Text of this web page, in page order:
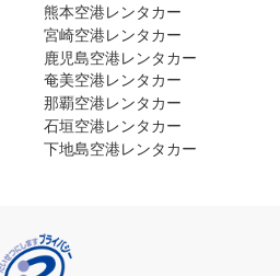
熊本空港レンタカー
宮崎空港レンタカー
鹿児島空港レンタカー
奄美空港レンタカー
那覇空港レンタカー
石垣空港レンタカー
下地島空港レンタカー